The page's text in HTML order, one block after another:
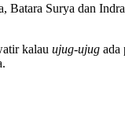
Surya dan
kalau ujug-ujug ada